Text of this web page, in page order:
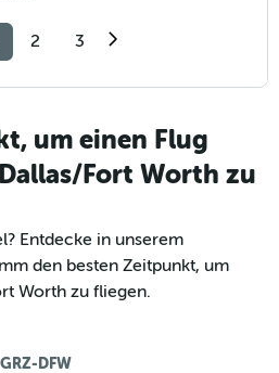
2 3
um einen Flug
Fort Worth zu
Entdecke in unserem
den besten Zeitpunkt, um
Worth zu fliegen.
GRZ-DFW